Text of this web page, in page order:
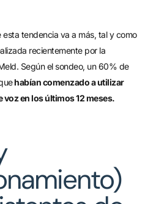
tendencia va a más, tal y como
recientemente por la
Según el sondeo, un 60% de
habían comenzado a utilizar
en los últimos 12 meses.